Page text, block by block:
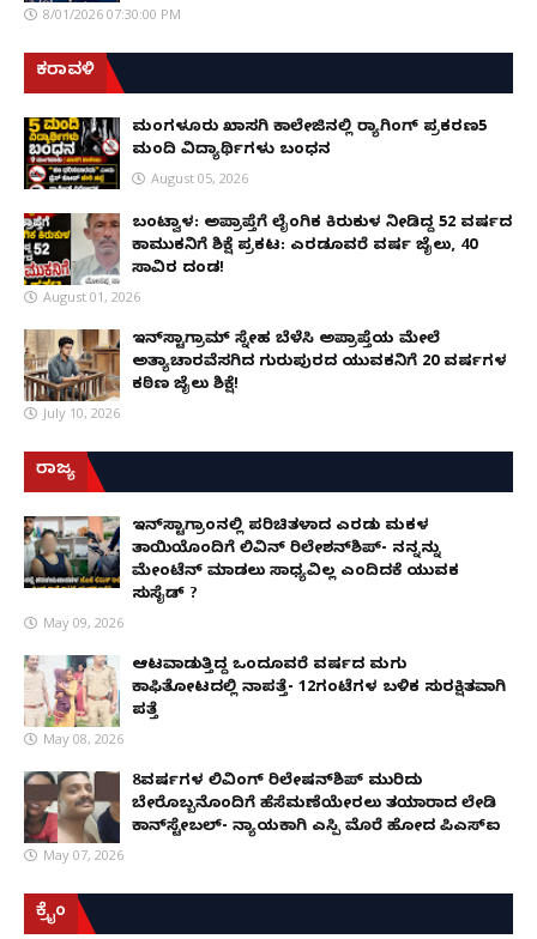
8/01/2026 07:30:00 PM
ಕರಾವಳಿ
ಮಂಗಳೂರು ಖಾಸಗಿ ಕಾಲೇಜಿನಲ್ಲಿ ರ‌್ಯಾಗಿಂಗ್ ಪ್ರಕರಣ5
ಮಂದಿ ವಿದ್ಯಾರ್ಥಿಗಳು ಬಂಧನ
August 05, 2026
ಬಂಟ್ವಾಳ: ಅಪ್ರಾಪ್ತೆಗೆ ಲೈಂಗಿಕ ಕಿರುಕುಳ ನೀಡಿದ್ದ 52 ವರ್ಷದ
ಕಾಮುಕನಿಗೆ ಶಿಕ್ಷೆ ಪ್ರಕಟ: ಎರಡೂವರೆ ವರ್ಷ ಜೈಲು, ₹40
ಸಾವಿರ ದಂಡ!
August 01, 2026
ಇನ್‌ಸ್ಟಾಗ್ರಾಮ್ ಸ್ನೇಹ ಬೆಳೆಸಿ ಅಪ್ರಾಪ್ತೆಯ ಮೇಲೆ
ಅತ್ಯಾಚಾರವೆಸಗಿದ ಗುರುಪುರದ ಯುವಕನಿಗೆ 20 ವರ್ಷಗಳ
ಕಠಿಣ ಜೈಲು ಶಿಕ್ಷೆ!
July 10, 2026
ರಾಜ್ಯ
ಇನ್​ಸ್ಟಾಗ್ರಾಂನಲ್ಲಿ ಪರಿಚಿತಳಾದ ಎರಡು ಮಕ್ಕಳ
ತಾಯಿಯೊಂದಿಗೆ ಲಿವಿನ್ ರಿಲೇಶನ್​ಶಿಪ್- ನನ್ನನ್ನು
ಮೇಂಟೆನ್ ಮಾಡಲು ಸಾಧ್ಯವಿಲ್ಲ ಎಂದಿದಕ್ಕೆ ಯುವಕ
ಸುಸೈಡ್ ?
May 09, 2026
ಆಟವಾಡುತ್ತಿದ್ದ ಒಂದೂವರೆ ವರ್ಷದ ಮಗು
ಕಾಫಿತೋಟದಲ್ಲಿ ನಾಪತ್ತೆ- 12ಗಂಟೆಗಳ ಬಳಿಕ ಸುರಕ್ಷಿತವಾಗಿ
ಪತ್ತೆ
May 08, 2026
8ವರ್ಷಗಳ ಲಿವಿಂಗ್‌ ರಿಲೇಷನ್‌ಶಿಪ್ ಮುರಿದು
ಬೇರೊಬ್ಬನೊಂದಿಗೆ ಹೆಸೆಮಣೆಯೇರಲು ತಯಾರಾದ ಲೇಡಿ
ಕಾನ್‌ಸ್ಟೇಬಲ್- ನ್ಯಾಯಕ್ಕಾಗಿ ಎಸ್ಪಿ ಮೊರೆ ಹೋದ ಪಿಎಸ್ಐ
May 07, 2026
ಕ್ರೈಂ